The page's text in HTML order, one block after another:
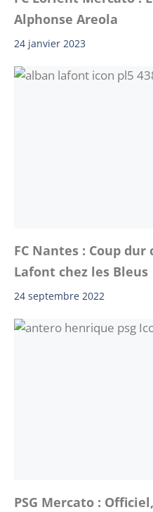
Alphonse Areola
24 janvier 2023
FC Nantes : Coup
Lafont chez les Bleus
24 septembre 2022
PSG Mercato :